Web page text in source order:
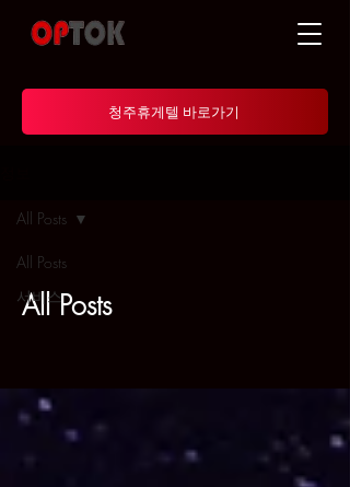
청주휴게텔 바로가기
All Posts
서비스
All Posts
All Posts